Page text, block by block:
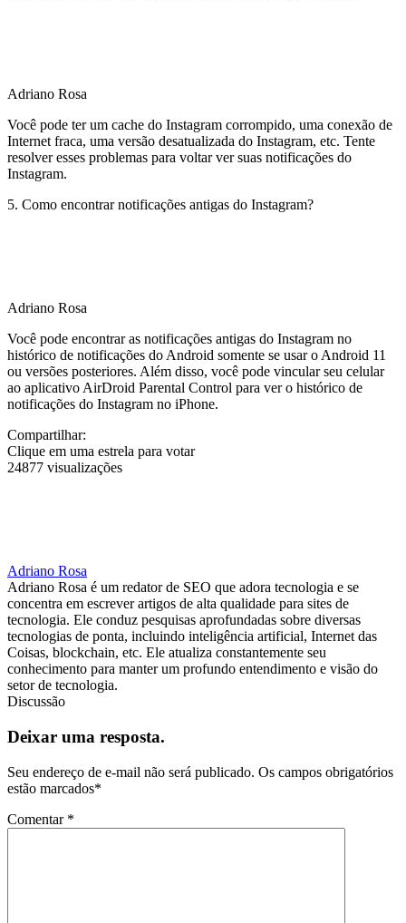
Adriano Rosa
Você pode ter um cache do Instagram corrompido, uma conexão de
Internet fraca, uma versão desatualizada do Instagram, etc. Tente
resolver esses problemas para voltar ver suas notificações do
Instagram.
5. Como encontrar notificações antigas do Instagram?
Adriano Rosa
Você pode encontrar as notificações antigas do Instagram no
histórico de notificações do Android somente se usar o Android 11
ou versões posteriores. Além disso, você pode vincular seu celular
ao aplicativo AirDroid Parental Control para ver o histórico de
notificações do Instagram no iPhone.
Compartilhar:
Clique em uma estrela para votar
24877 visualizações
Adriano Rosa
Adriano Rosa é um redator de SEO que adora tecnologia e se
concentra em escrever artigos de alta qualidade para sites de
tecnologia. Ele conduz pesquisas aprofundadas sobre diversas
tecnologias de ponta, incluindo inteligência artificial, Internet das
Coisas, blockchain, etc. Ele atualiza constantemente seu
conhecimento para manter um profundo entendimento e visão do
setor de tecnologia.
Discussão
Deixar uma resposta.
Seu endereço de e-mail não será publicado. Os campos obrigatórios
estão marcados*
Comentar *